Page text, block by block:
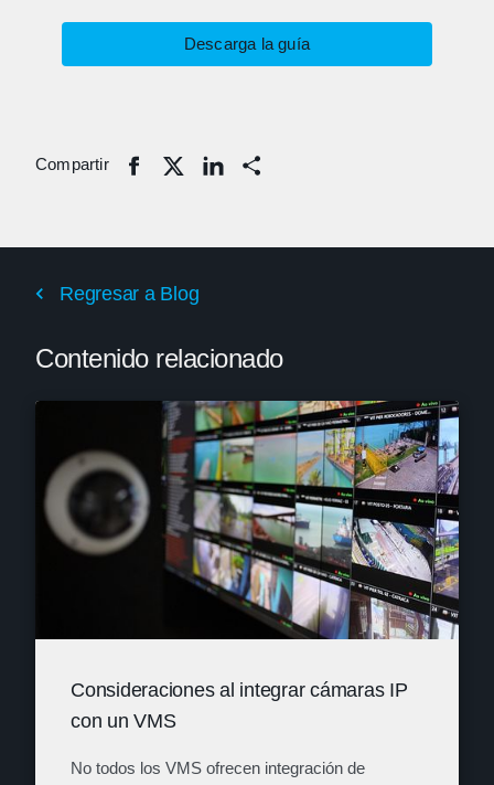
Descarga la guía
Compartir Share
Regresar a Blog
Contenido relacionado
Consideraciones al integrar cámaras IP
con un VMS
No todos los VMS ofrecen integración de